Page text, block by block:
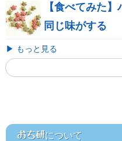
【食べてみた
同じ味がする
▶ もっと見る
おち研について